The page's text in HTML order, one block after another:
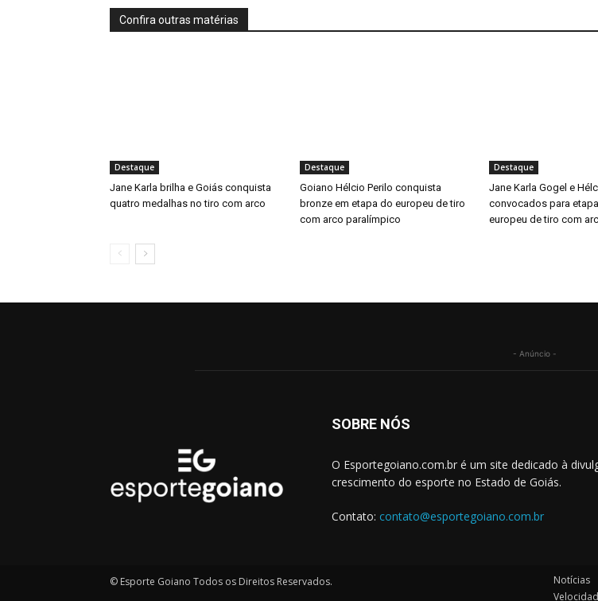
Confira outras matérias
Destaque
Jane Karla brilha e Goiás conquista
quatro medalhas no tiro com arco
Destaque
Goiano Hélcio Perilo conquista
bronze em etapa do europeu de tiro
com arco paralímpico
Destaque
Jane Karla Gogel e
convocados para
europeu de tiro com
- Anúncio -
SOBRE NÓS
O Esportegoiano.com.br é um site dedicado à
crescimento do esporte no Estado de Goiás.
Contato: contato@esportegoiano.com.br
© Esporte Goiano Todos os Direitos Reservados. Notícias